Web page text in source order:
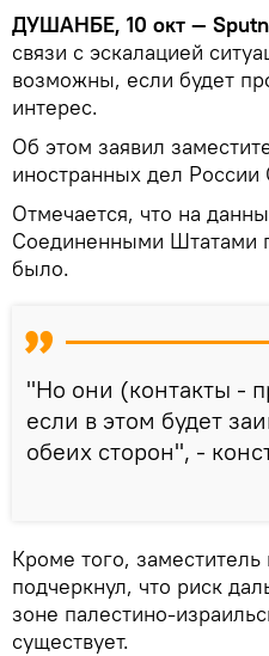
ДУШАНБЕ, 10 окт —
связи с эскалацией
возможны, если будет
интерес.
Об этом заявил
иностранных дел России
Отмечается, что на
Соединенными Штатами
было.
"Но они (контакты -
если в этом будет
обеих сторон", -
Кроме того,
подчеркнул, что риск
зоне палестино-
существует.